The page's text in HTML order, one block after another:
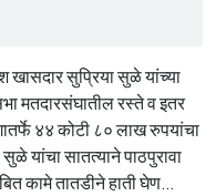
खासदार सुप्रिया सुळे यांच्या
मतदारसंघातील रस्ते व इतर
४४ कोटी ८० लाख रुपयांचा
यांचा सातत्याने पाठपुरावा
कामे तातडीने हाती घेण...